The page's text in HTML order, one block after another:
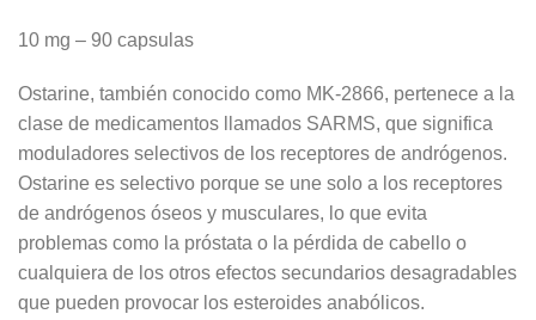
10 mg – 90 capsulas
Ostarine, también conocido como MK-2866, pertenece a la
clase de medicamentos llamados SARMS, que significa
moduladores selectivos de los receptores de andrógenos.
Ostarine es selectivo porque se une solo a los receptores
de andrógenos óseos y musculares, lo que evita
problemas como la próstata o la pérdida de cabello o
cualquiera de los otros efectos secundarios desagradables
que pueden provocar los esteroides anabólicos.